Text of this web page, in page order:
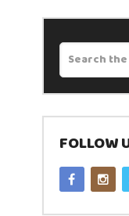
FOLLOW